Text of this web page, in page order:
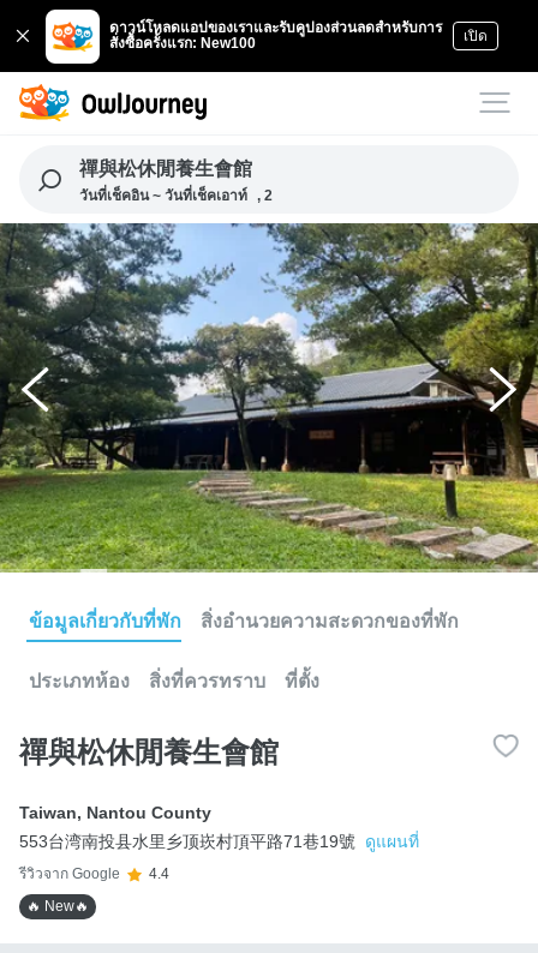
ดาวน์โหลดแอปของเราและรับคูปองส่วนลดสำหรับการ
สั่งซื้อครั้งแรก: New100
เปิด
禪與松休閒養生會館
วันที่เช็คอิน ~ วันที่เช็คเอาท์ , 2
ข้อมูลเกี่ยวกับที่พัก สิ่งอำนวยความสะดวกของที่พัก
ประเภทห้อง สิ่งที่ควรทราบ ที่ตั้ง
禪與松休閒養生會館
Taiwan, Nantou County
553台湾南投县水里乡顶崁村頂平路71巷19號
ดูแผนที่
รีวิวจาก Google
4.4
🔥 New🔥